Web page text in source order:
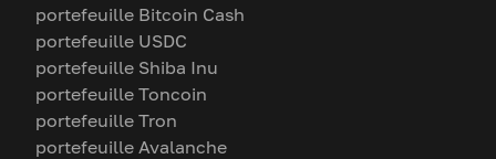
portefeuille Bitcoin Cash
portefeuille USDC
portefeuille Shiba Inu
portefeuille Toncoin
portefeuille Tron
portefeuille Avalanche